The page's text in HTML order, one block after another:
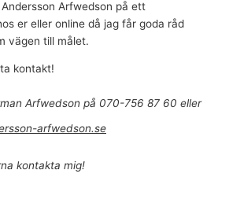
Arfwedson på ett
er eller online då jag får goda råd
vägen till målet.
kontakt!
Arfwedson på 070-756 87 60 eller
arfwedson.se
kontakta mig!